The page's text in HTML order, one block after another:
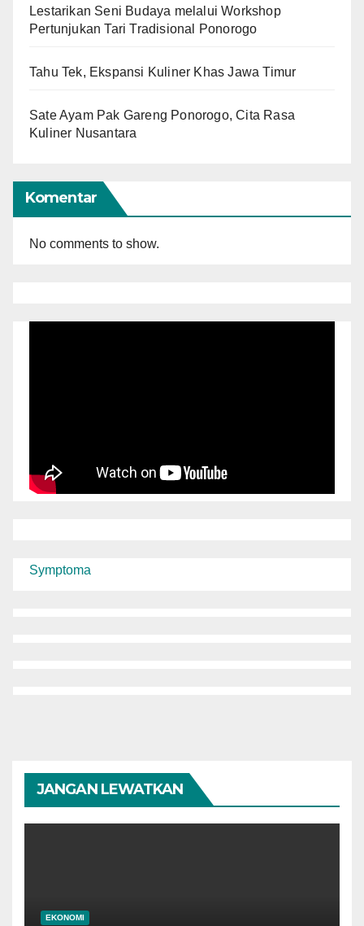
Lestarikan Seni Budaya melalui Workshop
Pertunjukan Tari Tradisional Ponorogo
Tahu Tek, Ekspansi Kuliner Khas Jawa Timur
Sate Ayam Pak Gareng Ponorogo, Cita Rasa
Kuliner Nusantara
Komentar
No comments to show.
Symptoma
JANGAN LEWATKAN
EKONOMI